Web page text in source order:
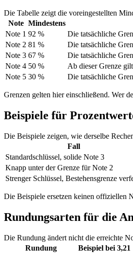
Die Tabelle zeigt die voreingestellten
Note Mindestens
Note 1 92 %
Die tatsächliche
Note 2 81 %
Die tatsächliche
Note 3 67 %
Die tatsächliche
Note 4 50 %
Ab dieser Grenze
Note 5 30 % Die tatsächliche
Grenzen gelten hier einschließend. Wer
Beispiele für
Die Beispiele zeigen, wie derselbe
Fall
Standardschlüssel, solide Note 3
Knapp unter der Grenze für Note 2
Strenger Schlüssel, Bestehensgrenze
Die Beispiele ersetzen keinen offiziellen
Rundungsarten für die
Die Rundung ändert nicht die erreichte
Rundung
Beispiel bei 3,21